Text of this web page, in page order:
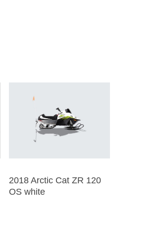
2018 Arctic Cat ZR 120
OS white